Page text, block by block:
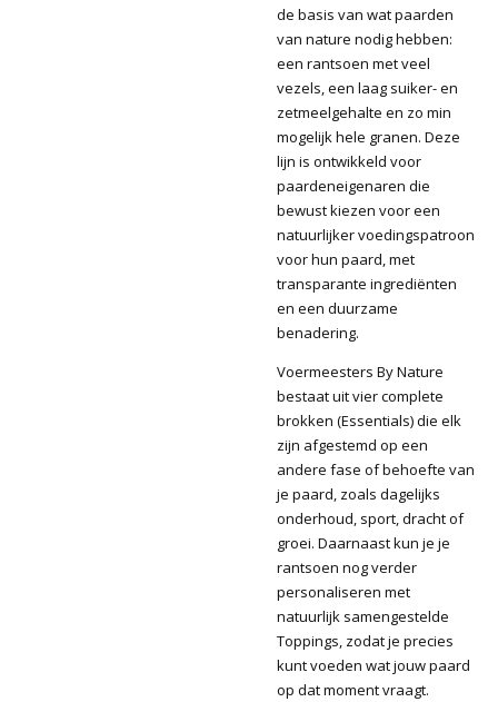
de basis van wat paarden
van nature nodig hebben:
een rantsoen met veel
vezels, een laag suiker- en
zetmeelgehalte en zo min
mogelijk hele granen. Deze
lijn is ontwikkeld voor
paardeneigenaren die
bewust kiezen voor een
natuurlijker voedingspatroon
voor hun paard, met
transparante ingrediënten
en een duurzame
benadering.
Voermeesters By Nature
bestaat uit vier complete
brokken (Essentials) die elk
zijn afgestemd op een
andere fase of behoefte van
je paard, zoals dagelijks
onderhoud, sport, dracht of
groei. Daarnaast kun je je
rantsoen nog verder
personaliseren met
natuurlijk samengestelde
Toppings, zodat je precies
kunt voeden wat jouw paard
op dat moment vraagt.